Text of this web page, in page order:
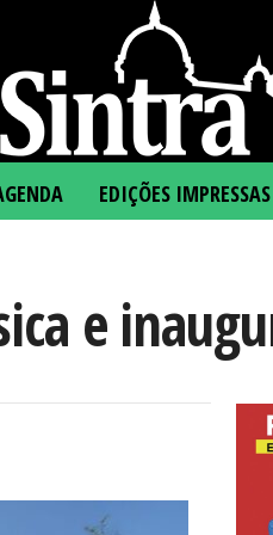
EDIÇÕES IMPRESSAS
e